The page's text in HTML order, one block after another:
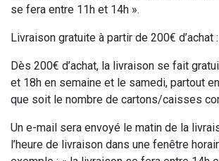
se fera entre 11h et 14h ».
Livraison gratuite à partir de 200€ d’achat :
Dès 200€ d’achat, la livraison se fait
et 18h en semaine et le samedi, partout
que soit le nombre de cartons/caisses
Un e-mail sera envoyé le matin de la
l’heure de livraison dans une fenêtre